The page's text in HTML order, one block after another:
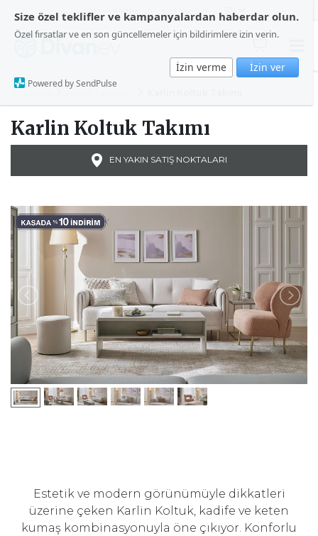
Size özel teklifler ve kampanyalardan haberdar olun.
Özel fırsatlar ve en son güncellemeler için bildirimlere izin verin.
İzin verme İzin ver
Powered by SendPulse
Karlin Koltuk Takımı
EN YAKIN SATIŞ NOKTALARI
Estetik ve modern görünümüyle dikkatleri
üzerine çeken Karlin Koltuk, kadife ve keten
kumaş kombinasyonuyla öne çıkıyor. Konforlu